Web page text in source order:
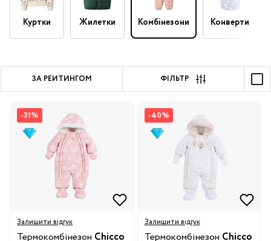
Куртки Жилетки Комбінезони Конверти
ЗА РЕЙТИНГОМ ФІЛЬТР
-31%
Залишити відгук
Термокомбінезон Chicco
-40%
Залишити відгук
Термокомбінезон Chicco